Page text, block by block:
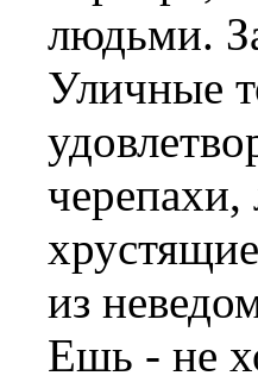
людьми.
Уличные
черепахи,
из
Ешь - не